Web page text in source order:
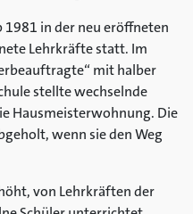
in der neu eröffneten
Lehrkräfte statt. Im
mit halber
stellte wechselnde
Hausmeisterwohnung. Die
wenn sie den Weg
von Lehrkräften der